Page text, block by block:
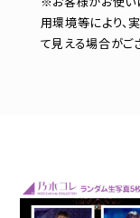
用環境等により、
て見える場合がご